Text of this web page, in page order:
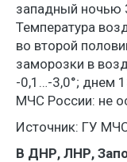
западный
Температура
во второй
заморозки в
-0,1…-3,0°; днем
МЧС России: не
Источник: ГУ
В ДНР, ЛНР,